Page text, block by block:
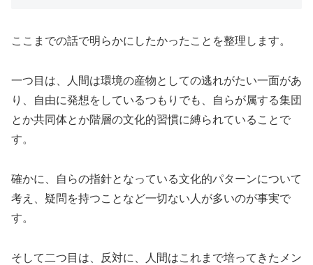
ここまでの話で明らかにしたかったことを整理します。
一つ目は、人間は環境の産物としての逃れがたい一面があ
り、自由に発想をしているつもりでも、自らが属する集団
とか共同体とか階層の文化的習慣に縛られていることで
す。
確かに、自らの指針となっている文化的パターンについて
考え、疑問を持つことなど一切ない人が多いのが事実で
す。
そして二つ目は、反対に、人間はこれまで培ってきたメン